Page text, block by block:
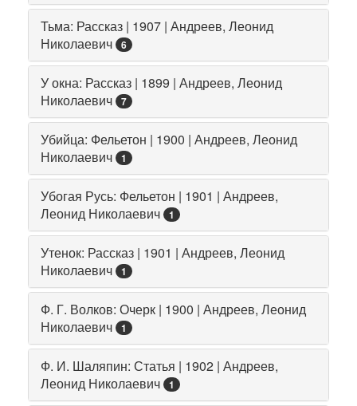
Тьма: Рассказ | 1907 | Андреев, Леонид
Николаевич
6
У окна: Рассказ | 1899 | Андреев, Леонид
Николаевич
7
Убийца: Фельетон | 1900 | Андреев, Леонид
Николаевич
1
Убогая Русь: Фельетон | 1901 | Андреев,
Леонид Николаевич
1
Утенок: Рассказ | 1901 | Андреев, Леонид
Николаевич
1
Ф. Г. Волков: Очерк | 1900 | Андреев, Леонид
Николаевич
1
Ф. И. Шаляпин: Статья | 1902 | Андреев,
Леонид Николаевич
1